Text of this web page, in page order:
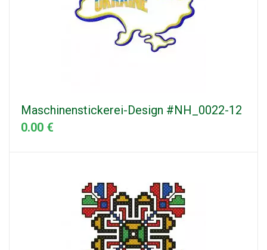
Maschinenstickerei-Design #NH_0022-12
0.00 €